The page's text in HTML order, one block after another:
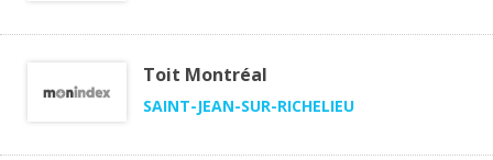
Toit Montréal
SAINT-JEAN-SUR-RICHELIEU